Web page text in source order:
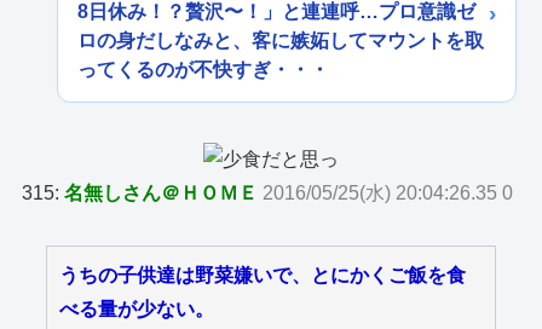
8日休み！？贅沢〜！」と連連呼…プロ意識ゼ
ロの身だしなみと、客に嫉妬してマウントを取
ってくるのが不快すぎ・・・
315:名無しさん＠ＨＯＭＥ 2016/05/25(水) 20:04:26.35 0
うちの子供達は野菜嫌いで、とにかくご飯を食
べる量が少ない。